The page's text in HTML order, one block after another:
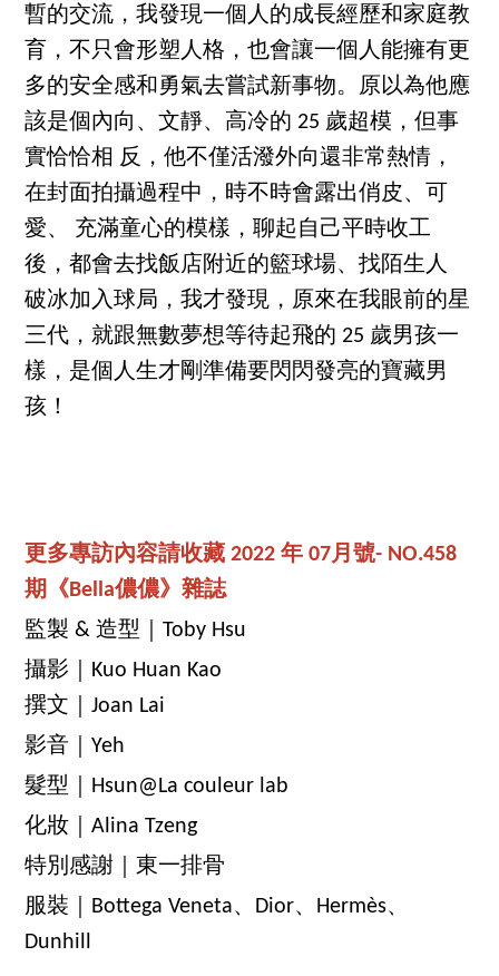
暫的交流，我發現一個人的成長經歷和家庭教
育，不只會形塑人格，也會讓一個人能擁有更
多的安全感和勇氣去嘗試新事物。原以為他應
該是個內向、文靜、高冷的 25 歲超模，但事
實恰恰相 反，他不僅活潑外向還非常熱情，
在封面拍攝過程中，時不時會露出俏皮、可
愛、 充滿童心的模樣，聊起自己平時收工
後，都會去找飯店附近的籃球場、找陌生人
破冰加入球局，我才發現，原來在我眼前的星
三代，就跟無數夢想等待起飛的 25 歲男孩一
樣，是個人生才剛準備要閃閃發亮的寶藏男
孩！
更多專訪內容請收藏 2022 年 07月號- NO.458
期《Bella儂儂》雜誌
監製 & 造型｜Toby Hsu
攝影｜Kuo Huan Kao
撰文｜Joan Lai
影音｜Yeh
髮型｜Hsun@La couleur lab
化妝｜Alina Tzeng
特別感謝｜東一排骨
服裝｜Bottega Veneta、Dior、Hermès、
Dunhill